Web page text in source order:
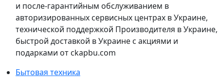
и после-гарантийным обслуживанием в
авторизированных сервисных центрах в Украине,
технической поддержкой Производителя в Украине,
быстрой доставкой в Украине с акциями и
подарками от ckapbu.com
Бытовая техника